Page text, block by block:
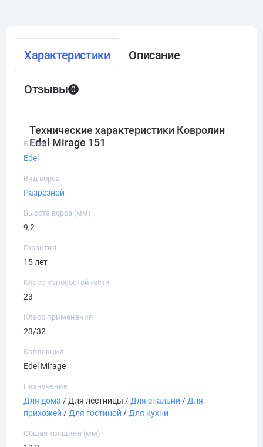
Характеристики Описание
Отзывы 0
Технические характеристики Ковролин
Edel Mirage 151
Бренд
Edel
Вид ворса
Разрезной
Высота ворса (мм)
9,2
Гарантия
15 лет
Класс износостойкости
23
Класс применения
23/32
Коллекция
Edel Mirage
Назначение
Для дома / Для лестницы /Для спальни /Для
прихожей /Для гостиной /Для кухни
Общая толщина (мм)